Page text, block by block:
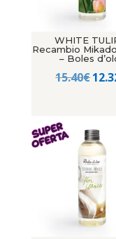
WHITE
Recambio
– Boles
15.40€El
era: